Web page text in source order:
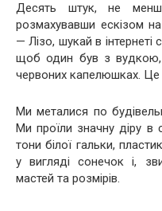
Десять штук, не
розмахувавши ескізом
— Лізо, шукай в
щоб один був з вудкою,
червоних капелюшках.
Ми металися по
Ми проїли значну діру в
тони білої гальки,
у вигляді сонечок і,
мастей та розмірів.